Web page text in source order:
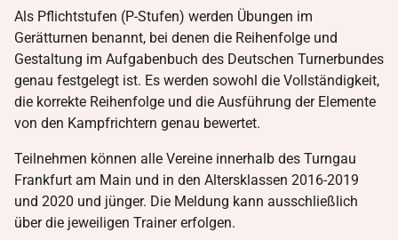
Als Pflichtstufen (P-Stufen) werden Übungen im
Gerätturnen benannt, bei denen die Reihenfolge und
Gestaltung im Aufgabenbuch des Deutschen Turnerbundes
genau festgelegt ist. Es werden sowohl die Vollständigkeit,
die korrekte Reihenfolge und die Ausführung der Elemente
von den Kampfrichtern genau bewertet.
Teilnehmen können alle Vereine innerhalb des Turngau
Frankfurt am Main und in den Altersklassen 2016-2019
und 2020 und jünger. Die Meldung kann ausschließlich
über die jeweiligen Trainer erfolgen.